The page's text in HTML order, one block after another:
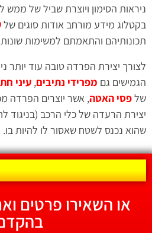
ניראות הסימון ויוצרת שביל של ממש
בקטלוג מידע מורחב אודות סוגים של
תכונותיהם והתאמתם למשימות
לצורך יצירת הפרדה טובה עוד יותר
הגמישים גם מפרידי נתיבים, עיני
שלפסי האטה, אשר יוצרים הפרדה
יצירת הרעדה של כלי הרכב (בניגוד
שהוא נכנס לשטח שאסור לו להיות בו.
או השאירו פרטים